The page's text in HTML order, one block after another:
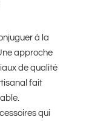
à la
approche
de qualité
fait
qui